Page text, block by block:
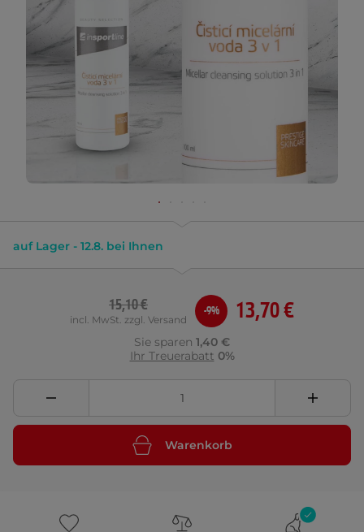
auf Lager - 12.8. bei Ihnen
13,70 €
15,10 €
incl. MwSt. zzgl. Versand
-9%
Sie sparen 1,40 €
Ihr Treuerabatt 0%
Warenkorb